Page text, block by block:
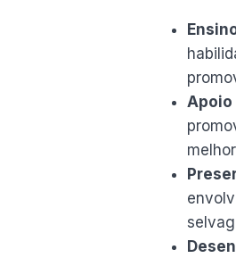
Apoio